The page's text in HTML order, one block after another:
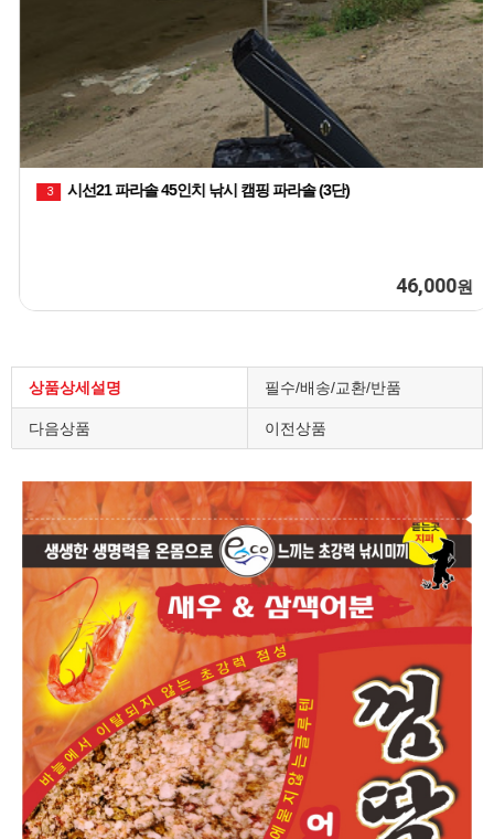
천류 레자 피싱백 민물낚시 짬낚시가방
100,000원
상품상세설명 필수/배송/교환/반품
다음상품 이전상품